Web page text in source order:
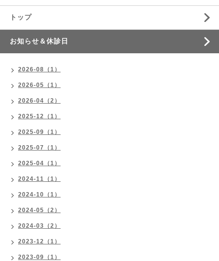
トップ
お知らせ＆休診日
2026-08（1）
2026-05（1）
2026-04（2）
2025-12（1）
2025-09（1）
2025-07（1）
2025-04（1）
2024-11（1）
2024-10（1）
2024-05（2）
2024-03（2）
2023-12（1）
2023-09（1）